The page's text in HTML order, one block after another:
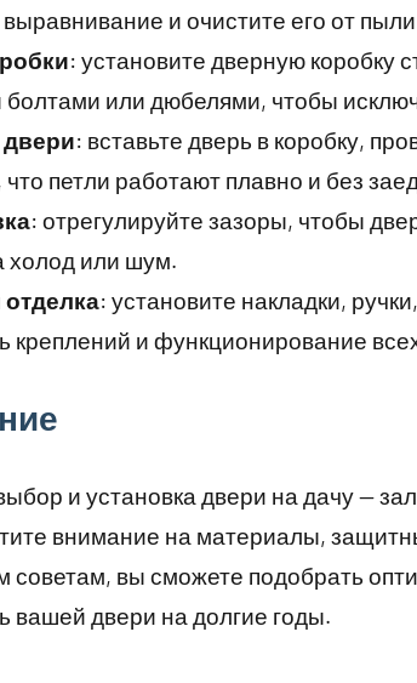
и очистите его от
: установите дверную коробку
или дюбелями, чтобы
двери: вставьте дверь в коробку,
петли работают плавно и без
: отрегулируйте зазоры, чтобы
холод или шум.
: установите накладки,
креплений и функционирование
и установка двери на дачу —
внимание на материалы,
вы сможете подобрать
вашей двери на долгие годы.